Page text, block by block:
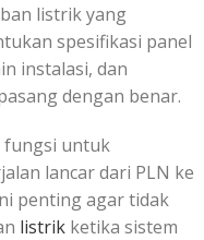
listrik yang
spesifikasi panel
instalasi, dan
dengan benar.
fungsi untuk
lancar dari PLN ke
penting agar tidak
listrik ketika sistem